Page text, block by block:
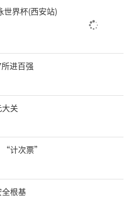
世界杯(西安站)
进百强
关
计次票”
根基